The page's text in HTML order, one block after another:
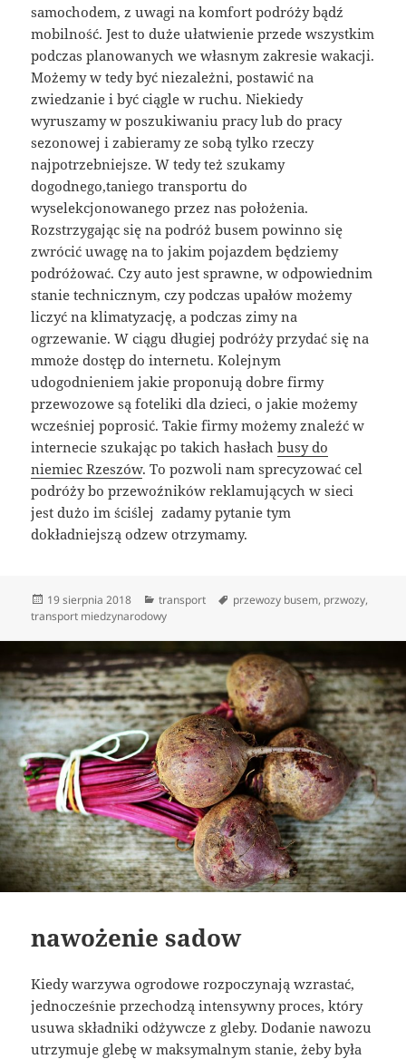
samochodem, z uwagi na komfort podróży bądź
mobilność. Jest to duże ułatwienie przede wszystkim
podczas planowanych we własnym zakresie wakacji.
Możemy w tedy być niezależni, postawić na
zwiedzanie i być ciągle w ruchu. Niekiedy
wyruszamy w poszukiwaniu pracy lub do pracy
sezonowej i zabieramy ze sobą tylko rzeczy
najpotrzebniejsze. W tedy też szukamy
dogodnego,taniego transportu do
wyselekcjonowanego przez nas położenia.
Rozstrzygając się na podróż busem powinno się
zwrócić uwagę na to jakim pojazdem będziemy
podróżować. Czy auto jest sprawne, w odpowiednim
stanie technicznym, czy podczas upałów możemy
liczyć na klimatyzację, a podczas zimy na
ogrzewanie. W ciągu długiej podróży przydać się na
mmoże dostęp do internetu. Kolejnym
udogodnieniem jakie proponują dobre firmy
przewozowe są foteliki dla dzieci, o jakie możemy
wcześniej poprosić. Takie firmy możemy znaleźć w
internecie szukając po takich hasłachbusy do
niemiec Rzeszów. To pozwoli nam sprecyzować cel
podróży bo przewoźników reklamujących w sieci
jest dużo im ściślej zadamy pytanie tym
dokładniejszą odzew otrzymamy.
Data
publikacji
19 sierpnia 2018 Kategorie
transport Tagi
przewozy busem, przwozy,
transport miedzynarodowy
nawożenie sadow
Kiedy warzywa ogrodowe rozpoczynają wzrastać,
jednocześnie przechodzą intensywny proces, który
usuwa składniki odżywcze z gleby. Dodanie nawozu
utrzymuje glebę w maksymalnym stanie, żeby była